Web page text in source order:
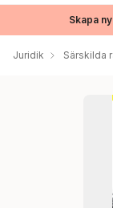
Skapa
Juridik Särskilda